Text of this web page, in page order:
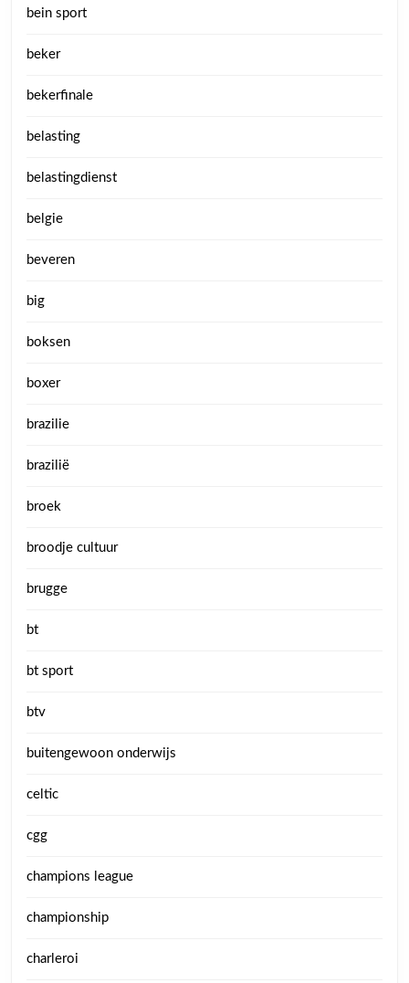
bein sport
beker
bekerfinale
belasting
belastingdienst
belgie
beveren
big
boksen
boxer
brazilie
brazilië
broek
broodje cultuur
brugge
bt
bt sport
btv
buitengewoon onderwijs
celtic
cgg
champions league
championship
charleroi